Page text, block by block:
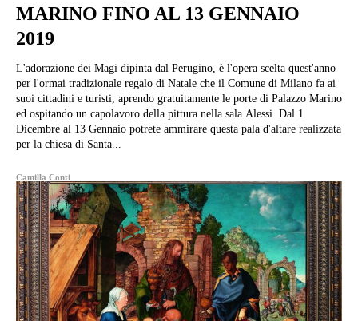
MARINO FINO AL 13 GENNAIO
2019
L'adorazione dei Magi dipinta dal Perugino, è l'opera scelta quest'anno
per l'ormai tradizionale regalo di Natale che il Comune di Milano fa ai
suoi cittadini e turisti, aprendo gratuitamente le porte di Palazzo Marino
ed ospitando un capolavoro della pittura nella sala Alessi. Dal 1
Dicembre al 13 Gennaio potrete ammirare questa pala d'altare realizzata
per la chiesa di Santa...
Camilla Conti